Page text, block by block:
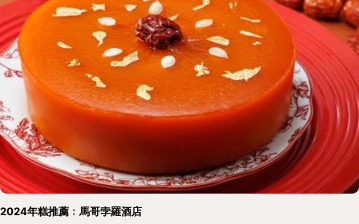
2024年糕推薦﹕馬哥孛羅酒店